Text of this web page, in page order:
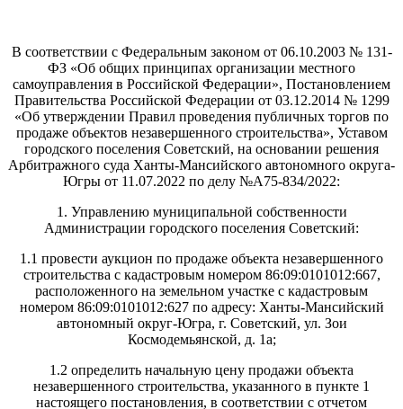
В соответствии с Федеральным законом от 06.10.2003 № 131-
ФЗ «Об общих принципах организации местного
самоуправления в Российской Федерации», Постановлением
Правительства Российской Федерации от 03.12.2014 № 1299
«Об утверждении Правил проведения публичных торгов по
продаже объектов незавершенного строительства», Уставом
городского поселения Советский, на основании решения
Арбитражного суда Ханты-Мансийского автономного округа-
Югры от 11.07.2022 по делу №А75-834/2022:
1. Управлению муниципальной собственности
Администрации городского поселения Советский:
1.1 провести аукцион по продаже объекта незавершенного
строительства с кадастровым номером 86:09:0101012:667,
расположенного на земельном участке с кадастровым
номером 86:09:0101012:627 по адресу: Ханты-Мансийский
автономный округ-Югра, г. Советский, ул. Зои
Космодемьянской, д. 1а;
1.2 определить начальную цену продажи объекта
незавершенного строительства, указанного в пункте 1
настоящего постановления, в соответствии с отчетом